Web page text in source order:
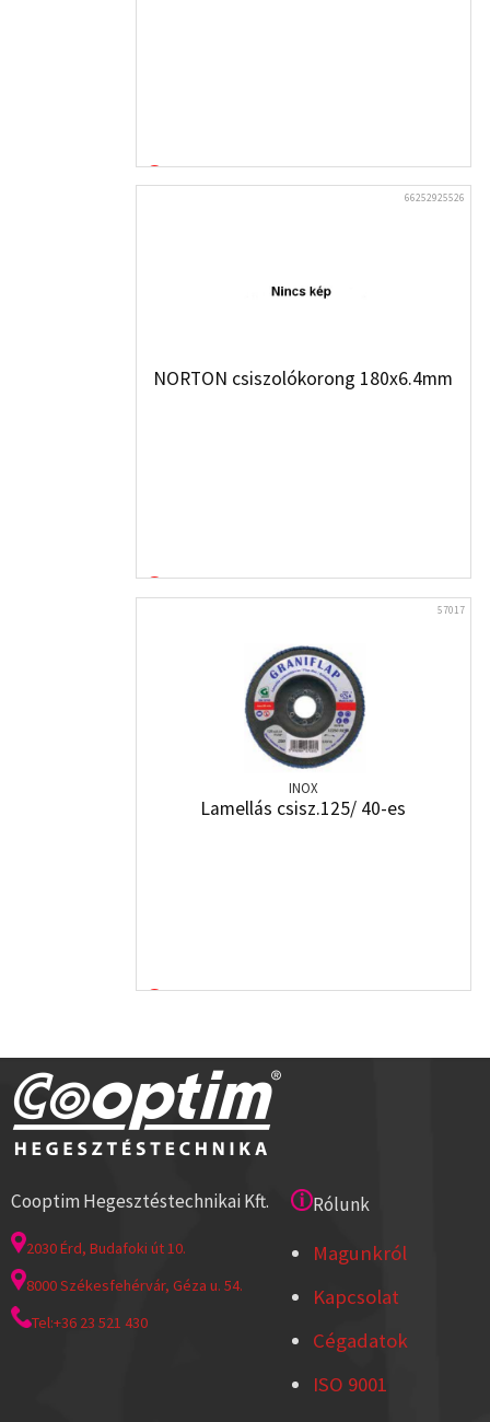
66252925526
NORTON csiszolókorong 180x6.4mm
57017
INOX
Lamellás csisz.125/ 40-es
Cooptim Hegesztéstechnikai Kft.
2030 Érd, Budafoki út 10.
8000 Székesfehérvár, Géza u. 54.
Tel:+36 23 521 430
Rólunk
Magunkról
Kapcsolat
Cégadatok
ISO 9001